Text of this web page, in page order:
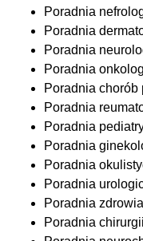
Poradnia
Poradnia
Poradnia
Poradnia
Poradnia chorób
Poradnia
Poradnia
Poradnia
Poradnia
Poradnia
Poradnia
Poradnia